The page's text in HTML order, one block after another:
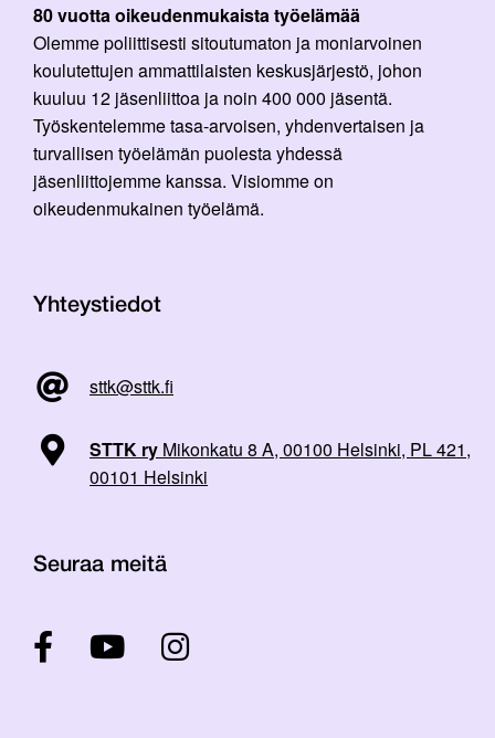
80 vuotta oikeudenmukaista työelämää
Olemme poliittisesti sitoutumaton ja moniarvoinen
koulutettujen ammattilaisten keskusjärjestö, johon
kuuluu 12 jäsenliittoa ja noin 400 000 jäsentä.
Työskentelemme tasa-arvoisen, yhdenvertaisen ja
turvallisen työelämän puolesta yhdessä
jäsenliittojemme kanssa. Visiomme on
oikeudenmukainen työelämä.
Yhteystiedot
sttk@sttk.fi
STTK ry Mikonkatu 8 A, 00100 Helsinki, PL 421,
00101 Helsinki
Seuraa meitä